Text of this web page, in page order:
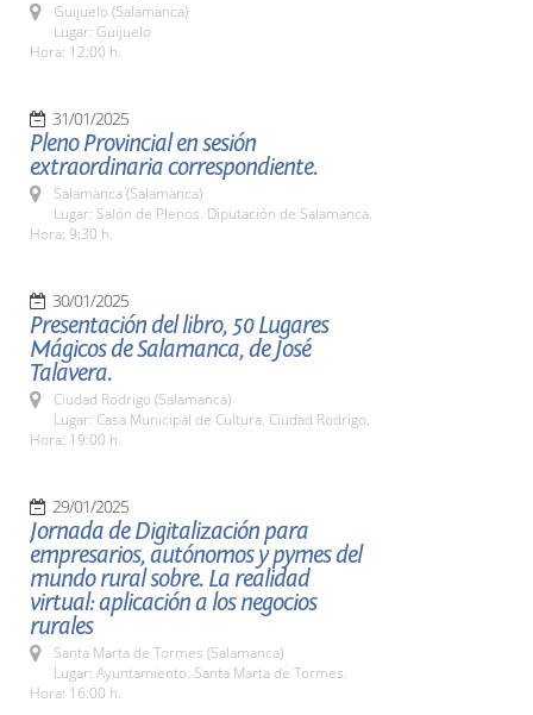
Guijuelo (Salamanca)
Lugar: Guijuelo
Hora: 12:00 h.
31/01/2025
Pleno Provincial en sesión
extraordinaria correspondiente.
Salamanca (Salamanca)
Lugar: Salón de Plenos. Diputación de Salamanca.
Hora: 9:30 h.
30/01/2025
Presentación del libro, 50 Lugares
Mágicos de Salamanca, de José
Talavera.
Ciudad Rodrigo (Salamanca)
Lugar: Casa Municipal de Cultura. Ciudad Rodrigo.
Hora: 19:00 h.
29/01/2025
Jornada de Digitalización para
empresarios, autónomos y pymes del
mundo rural sobre. La realidad
virtual: aplicación a los negocios
rurales
Santa Marta de Tormes (Salamanca)
Lugar: Ayuntamiento. Santa Marta de Tormes.
Hora: 16:00 h.